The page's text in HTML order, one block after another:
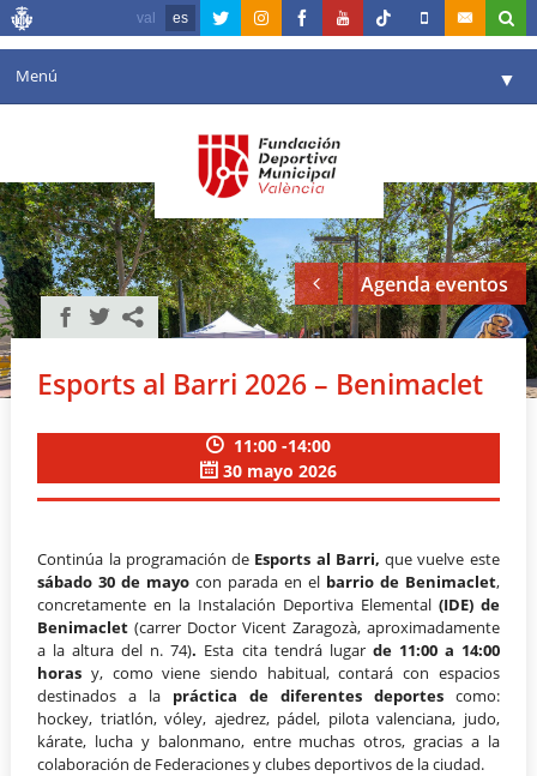
val es
Menú ▼
Agenda
Instalaciones ▼
Comunicación ▼
Valencia en deporte
Portal de Transparencia
Agenda eventos
Esports al Barri 2026 – Benimaclet
11:00 -14:00
30 mayo 2026
Continúa la programación de Esports al Barri, que vuelve este
sábado 30 de mayo con parada en el barrio de Benimaclet,
concretamente en la Instalación Deportiva Elemental(IDE) de
Benimaclet (carrer Doctor Vicent Zaragozà, aproximadamente
a la altura del n. 74). Esta cita tendrá lugar de 11:00 a 14:00
horas y, como viene siendo habitual, contará con espacios
destinados a la práctica de diferentes deportescomo:
hockey, triatlón, vóley, ajedrez, pádel, pilota valenciana, judo,
kárate, lucha y balonmano, entre muchas otros, gracias a la
colaboración de Federaciones y clubes deportivos de la ciudad.